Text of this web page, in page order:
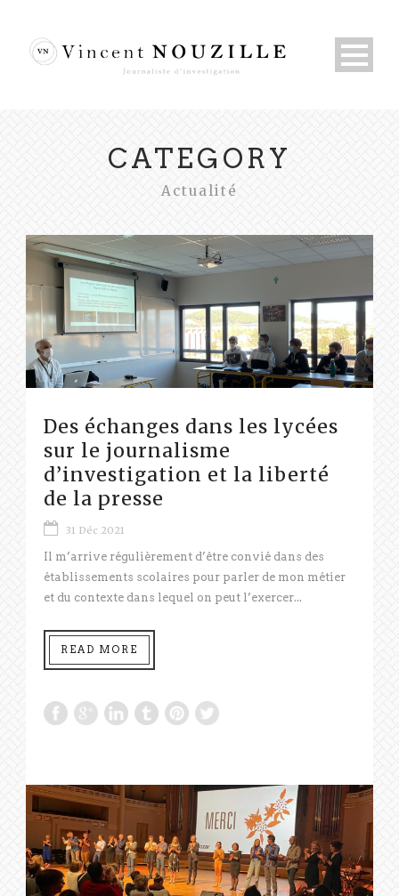
CATEGORY
Actualité
Des échanges dans les lycées
sur le journalisme
d’investigation et la liberté
de la presse
31 Déc 2021
Il m’arrive régulièrement d’être convié dans des
établissements scolaires pour parler de mon métier
et du contexte dans lequel on peut l’exercer...
READ MORE